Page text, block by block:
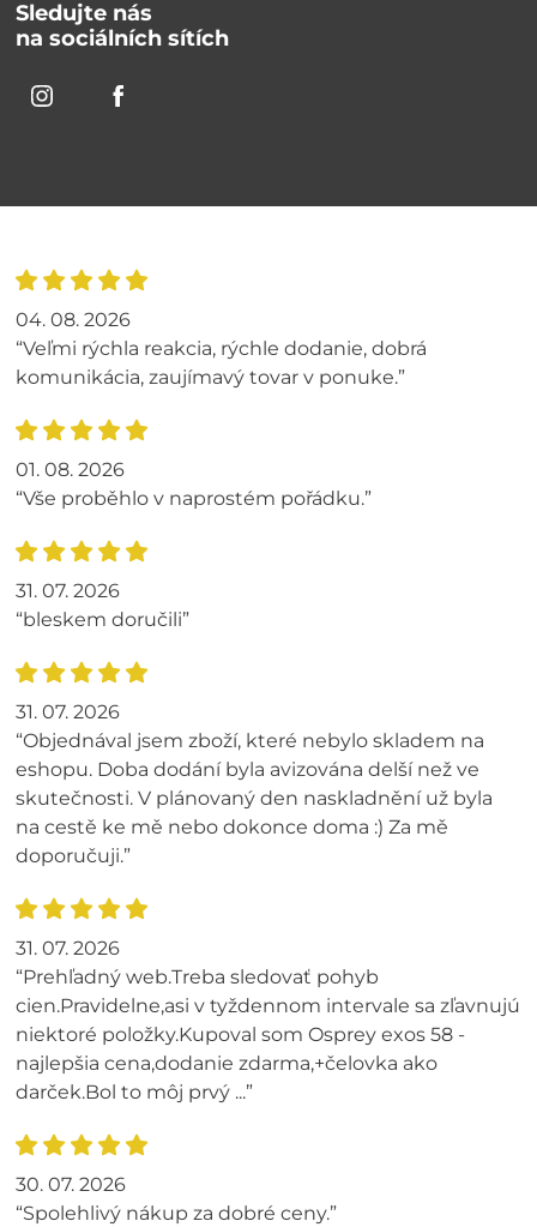
Sledujte nás
na sociálních sítích
04. 08. 2026
“Veľmi rýchla reakcia, rýchle dodanie, dobrá
komunikácia, zaujímavý tovar v ponuke.”
01. 08. 2026
“Vše proběhlo v naprostém pořádku.”
31. 07. 2026
“bleskem doručili”
31. 07. 2026
“Objednával jsem zboží, které nebylo skladem na
eshopu. Doba dodání byla avizována delší než ve
skutečnosti. V plánovaný den naskladnění už byla
na cestě ke mě nebo dokonce doma :) Za mě
doporučuji.”
31. 07. 2026
“Prehľadný web.Treba sledovať pohyb
cien.Pravidelne,asi v tyždennom intervale sa zľavnujú
niektoré položky.Kupoval som Osprey exos 58 -
najlepšia cena,dodanie zdarma,+čelovka ako
darček.Bol to môj prvý ...”
30. 07. 2026
“Spolehlivý nákup za dobré ceny.”